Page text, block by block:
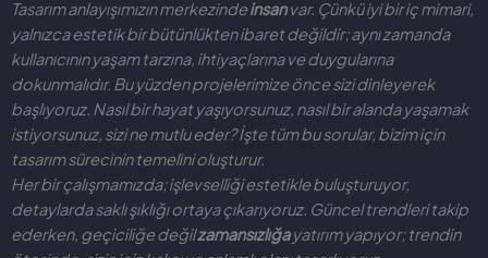
Tasarım anlayışımızın merkezindeinsanvar. Çünkü iyi bir iç mimari,
yalnızca estetik bir bütünlükten ibaret değildir; aynı zamanda
kullanıcının yaşam tarzına, ihtiyaçlarına ve duygularına
dokunmalıdır. Bu yüzden projelerimize önce sizi dinleyerek
başlıyoruz. Nasıl bir hayat yaşıyorsunuz, nasıl bir alanda yaşamak
istiyorsunuz, sizi ne mutlu eder? İşte tüm bu sorular, bizim için
tasarım sürecinin temelini oluşturur.
Her bir çalışmamızda; işlevselliği estetikle buluşturuyor,
detaylarda saklı şıklığı ortaya çıkarıyoruz. Güncel trendleri takip
ederken, geçiciliğe değilzamansızlığayatırım yapıyor; trendin